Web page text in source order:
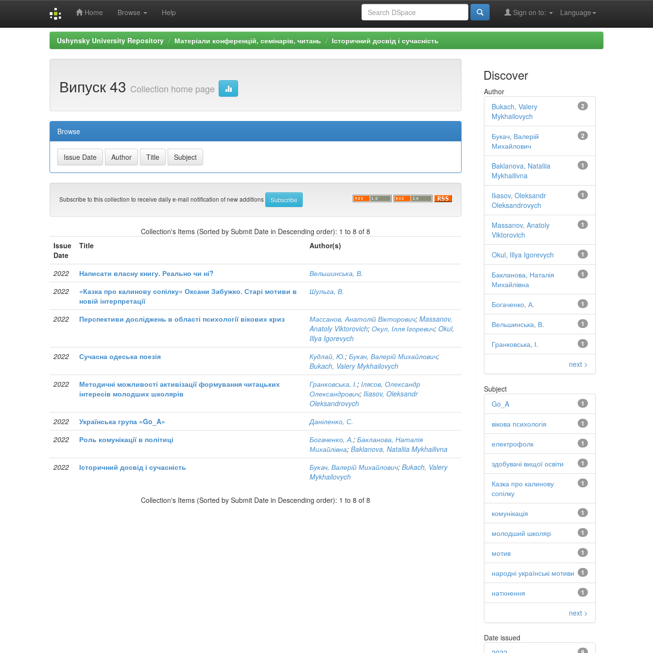
Home Browse Help Language
Sign on to:
Ushynsky University Repository Матеріали конференцій, семінарів, читань Історичний досвід і сучасність
Випуск 43 Collection home page
Browse
Subscribe to this collection to receive daily e-mail notification of new additions
Collection's Items (Sorted by Submit Date in Descending order): 1 to 8 of 8
Issue
Date
Title Author(s)
2022 Написати власну книгу. Реально чи ні?
Вельшинська, В.
2022
«Казка про калинову сопілку» Оксани Забужко. Старі мотиви в
новій інтерпретації
Шульга, В.
2022 Перспективи досліджень в області психології вікових криз Массанов, Анатолій Вікторович;Massanov,
Anatoly Viktorovich;Окул, Ілля Ігоревич;Okul,
Illya Igorevych
2022
Сучасна одеська поезія Кудлай, Ю.;Букач, Валерій Михайлович;
Bukach, Valery Mykhailovych
2022
Методичні можливості активізації формування читацьких
інтересів молодших школярів
Гранковська, І.;Ілясов, Олександр
Олександрович;Ilіasov, Oleksandr
Oleksandrovych
2022
Українська група «Go_A»
Даніленко, С.
2022
Роль комунікації в політиці Богаченко, А.;Бакланова, Наталія
Михайлівна;Baklanova, Nataliia Mykhailivna
2022
Історичний досвід і сучасність Букач, Валерій Михайлович;Bukach, Valery
Mykhailovych
Collection's Items (Sorted by Submit Date in Descending order): 1 to 8 of 8
Discover
Author
2
Bukach, Valery
Mykhailovych
2
Букач, Валерій
Михайлович
1
Baklanova, Nataliia
Mykhailivna
1
Ilіasov, Oleksandr
Oleksandrovych
1
Massanov, Anatoly
Viktorovich
1
Okul, Illya Igorevych
1
Бакланова, Наталія
Михайлівна
1
Богаченко, А.
1
Вельшинська, В.
1
Гранковська, І.
next >
Subject
1
Go_A
1
вікова психологія
1
електрофолк
1
здобувачі вищої освіти
1
Казка про калинову
сопілку
1
комунікація
1
молодший школяр
1
мотив
1
народні українські мотиви
1
натхнення
next >
Date issued